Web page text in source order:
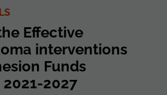
Effective
interventions
Funds
2027